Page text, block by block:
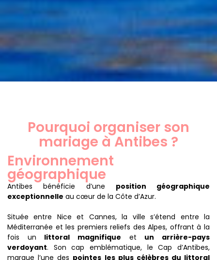
Pourquoi organiser son
mariage à Antibes ?
Environnement
géographique
Antibes bénéficie d’une position géographique
exceptionnelle au cœur de la Côte d’Azur.
Située entre Nice et Cannes, la ville s’étend entre la
Méditerranée et les premiers reliefs des Alpes, offrant à la
fois un littoral magnifique et un arrière-pays
verdoyant. Son cap emblématique, le Cap d’Antibes,
marque l’une des pointes les plus célèbres du littoral